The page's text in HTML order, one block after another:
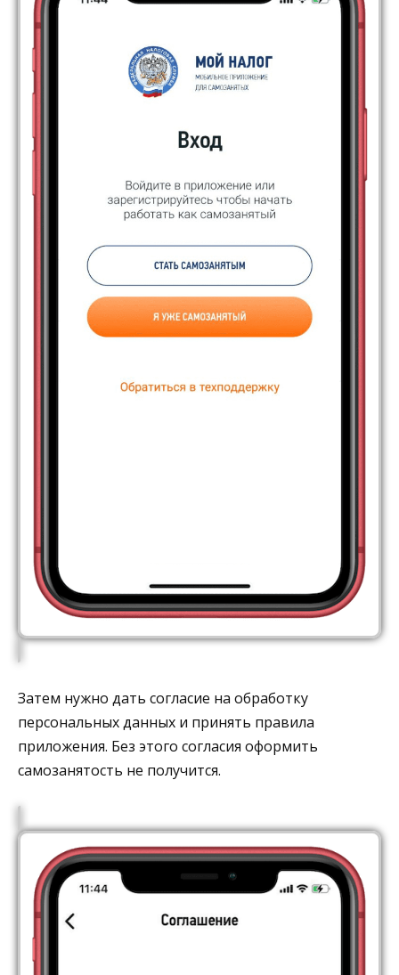
Затем нужно дать согласие на обработку
персональных данных и принять правила
приложения. Без этого согласия оформить
самозанятость не получится.